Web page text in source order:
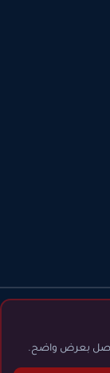
بعرض واضح.